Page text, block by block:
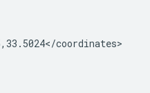
coordinates>